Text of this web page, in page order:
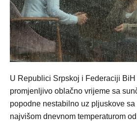
U Republici Srpskoj i Federaciji BiH
promjenljivo oblačno vrijeme sa
popodne nestabilno uz pljuskove
najvišom dnevnom temperaturom